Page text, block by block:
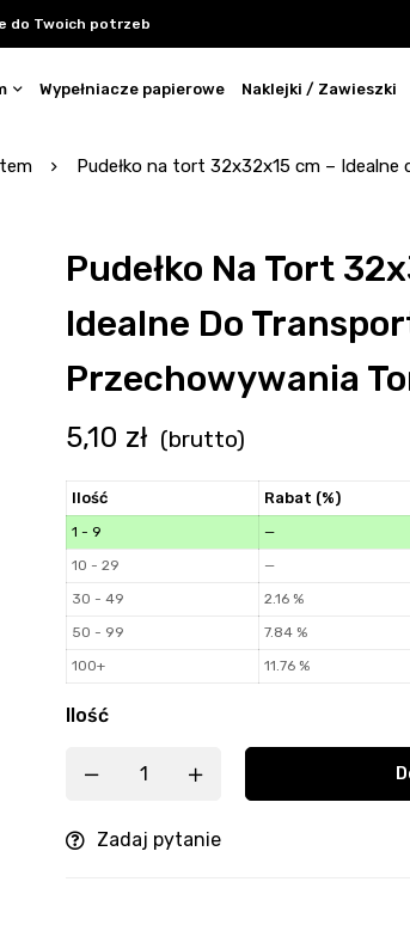
do Twoich potrzeb
Wypełniacze papierowe Naklejki / Zawieszki
Pudełko na tort 32x32x15 cm –
Pudełko Na Tort
Idealne Do
Przechowywania
5,10 zł (brutto)
Ilość Rabat (%)
1 - 9 —
10 - 29
—
30 - 49
2.16 %
50 - 99
7.84 %
100+
11.76 %
Ilość
Zadaj pytanie